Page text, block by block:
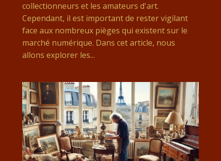
collectionneurs et les amateurs d'art.
Cependant, il est important de rester vigilant
face aux nombreux pièges qui existent sur le
marché numérique. Dans cet article, nous
allons explorer les...